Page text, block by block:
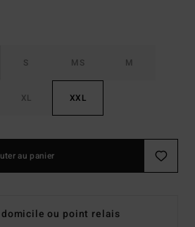
S MS M
XL XXL
au panier
ou point relais